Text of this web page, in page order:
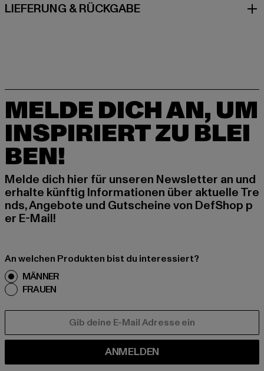
LIEFERUNG & RÜCKGABE
MELDE DICH AN, UM
INSPIRIERT ZU BLEI
BEN!
Melde dich hier für unseren Newsletter an und
erhalte künftig Informationen über aktuelle Tre
nds, Angebote und Gutscheine von DefShop p
er E-Mail!
An welchen Produkten bist du interessiert?
MÄNNER
FRAUEN
ANMELDEN